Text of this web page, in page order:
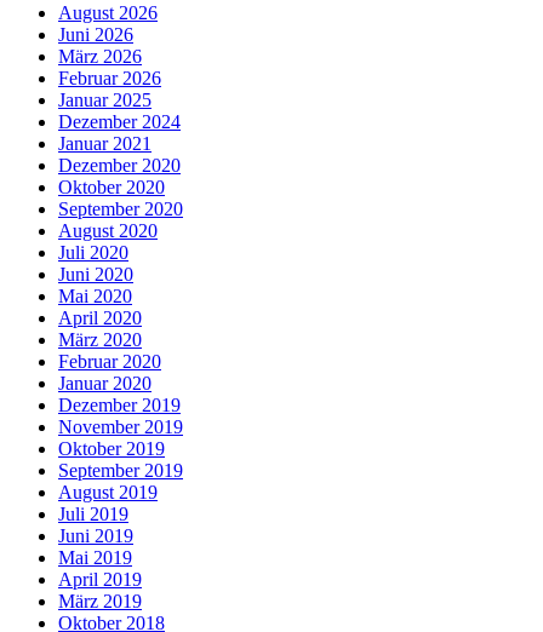
August 2026
Juni 2026
März 2026
Februar 2026
Januar 2025
Dezember 2024
Januar 2021
Dezember 2020
Oktober 2020
September 2020
August 2020
Juli 2020
Juni 2020
Mai 2020
April 2020
März 2020
Februar 2020
Januar 2020
Dezember 2019
November 2019
Oktober 2019
September 2019
August 2019
Juli 2019
Juni 2019
Mai 2019
April 2019
März 2019
Oktober 2018